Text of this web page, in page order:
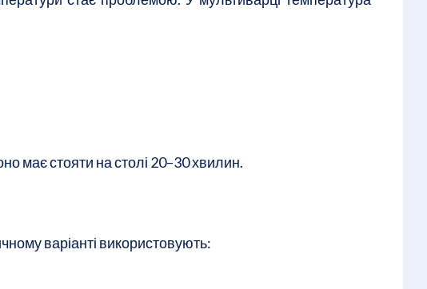
має стояти на столі 20–30 хвилин.
варіанті використовують: